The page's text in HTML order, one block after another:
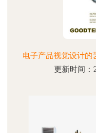
电子产品视觉设计的
更新时间：